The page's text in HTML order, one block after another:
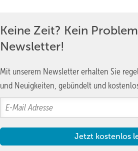
Keine Zeit? Kein
Newsletter!
Mit unserem Newsletter erhalten Sie
und Neuigkeiten, gebündelt und